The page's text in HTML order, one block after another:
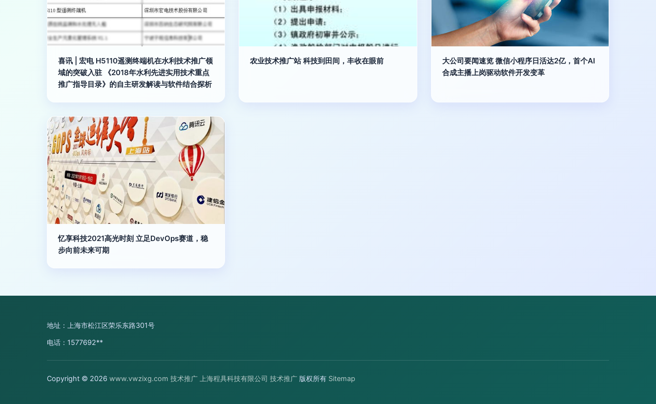
喜讯 | 宏电 H5110遥测终端机在水利技术推广领
域的突破入驻 《2018年水利先进实用技术重点
推广指导目录》的自主研发解读与软件结合探析
农业技术推广站 科技到田间，丰收在眼前
大公司要闻速览 微信小程序日活达2亿，首个AI
合成主播上岗驱动软件开发变革
忆享科技2021高光时刻 立足DevOps赛道，稳
步向前未来可期
地址：上海市松江区荣乐东路301号
电话：1577692**
Copyright © 2026 www.vwzixg.com 技术推广 上海程具科技有限公司 技术推广 版权所有 Sitemap